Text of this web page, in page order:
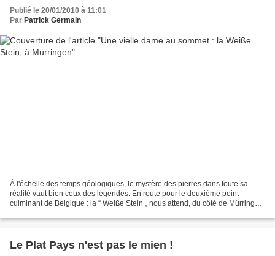
Publié le 20/01/2010 à 11:01
Par Patrick Germain
À l'échelle des temps géologiques, le mystère des pierres dans toute sa
réalité vaut bien ceux des légendes. En route pour le deuxième point
culminant de Belgique : la “ Weiße Stein „ nous attend, du côté de Mürringen
Le Plat Pays n'est pas le mien !